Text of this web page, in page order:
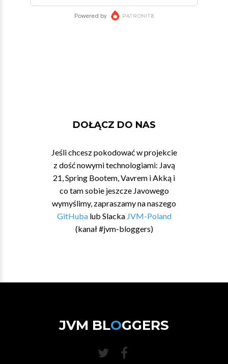
DOŁĄCZ DO NAS
Jeśli chcesz pokodować w projekcie
z dość nowymi technologiami: Javą
21, Spring Bootem, Vavrem i Akką i
co tam sobie jeszcze Javowego
wymyślimy, zapraszamy na naszego
GitHubalub Slacka JVM-Poland
(kanał #jvm-bloggers)
JVM BLOGGERS